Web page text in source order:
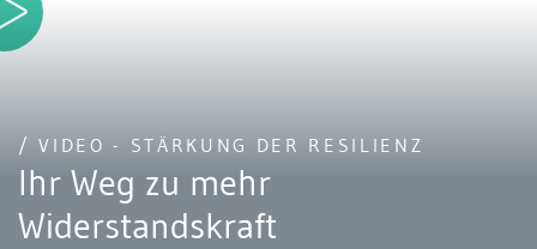
/ VIDEO - STÄRKUNG DER RESILIENZ
Ihr Weg zu mehr
Widerstandskraft